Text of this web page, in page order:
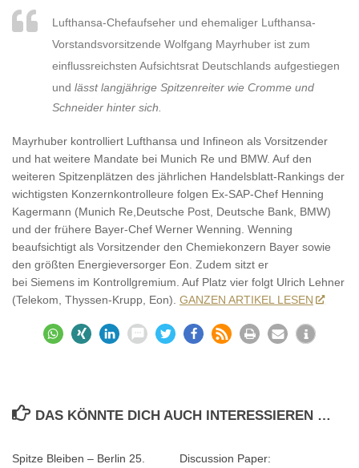
Lufthansa-Chefaufseher und ehemaliger Lufthansa-
Vorstandsvorsitzende Wolfgang Mayrhuber ist zum
einflussreichsten Aufsichtsrat Deutschlands aufgestiegen
und lässt langjährige Spitzenreiter wie Cromme und
Schneider hinter sich.
Mayrhuber kontrolliert Lufthansa und Infineon als Vorsitzender
und hat weitere Mandate bei Munich Re und BMW. Auf den
weiteren Spitzenplätzen des jährlichen Handelsblatt-Rankings der
wichtigsten Konzernkontrolleure folgen Ex-SAP-Chef Henning
Kagermann (Munich Re,Deutsche Post, Deutsche Bank, BMW)
und der frühere Bayer-Chef Werner Wenning. Wenning
beaufsichtigt als Vorsitzender den Chemiekonzern Bayer sowie
den größten Energieversorger Eon. Zudem sitzt er
bei Siemens im Kontrollgremium. Auf Platz vier folgt Ulrich Lehner
(Telekom, Thyssen-Krupp, Eon). GANZEN ARTIKEL LESEN
DAS KÖNNTE DICH AUCH INTERESSIEREN …
Spitze Bleiben – Berlin 25.
Discussion Paper: